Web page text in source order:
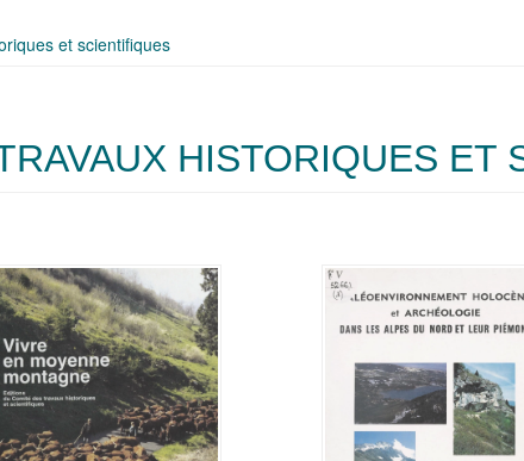
et scientifiques
HISTORIQUES ET